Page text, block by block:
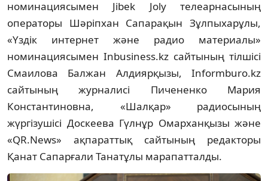
номинациясымен Jibek Joly телеарнасының
операторы Шәріпхан Сапарақын Зұлпыхарұлы,
«Үздік интернет және радио материалы»
номинациясымен Inbusiness.kz сайтының тілшісі
Смаилова Балжан Алдиярқызы, Informburo.kz
сайтының журналисі Пичененко Мария
Константиновна, «Шалқар» радиосының
жүргізушісі Доскеева Гүлнұр Омарханқызы және
«QR.News» ақпараттық сайтының редакторы
Қанат Сапарғали Танатұлы марапатталды.